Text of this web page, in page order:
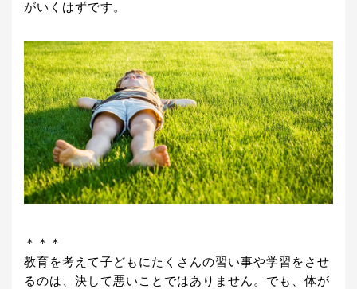
がいくはずです。
＊＊＊
教育を考えて子どもにたくさんの習い事や学習をさせ
るのは、決して悪いことではありません。でも、体が